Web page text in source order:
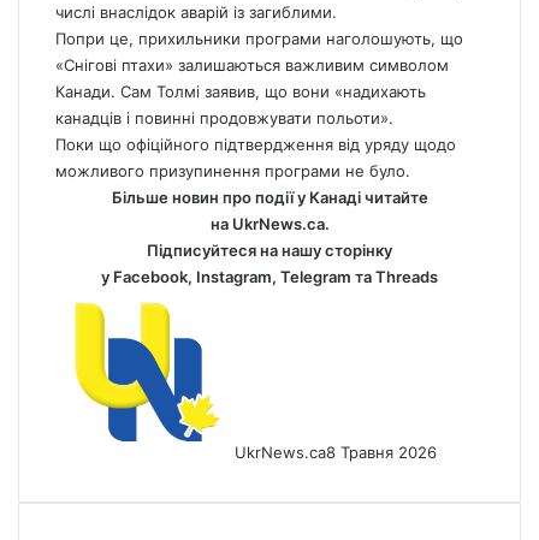
числі внаслідок аварій із загиблими.
Попри це, прихильники програми наголошують, що
«Снігові птахи» залишаються важливим символом
Канади. Сам Толмі заявив, що вони «надихають
канадців і повинні продовжувати польоти».
Поки що офіційного підтвердження від уряду щодо
можливого призупинення програми не було.
Більше новин про події у Канаді читайте
на UkrNews.ca.
Підписуйтеся на нашу сторінку
у Facebook, Instagram, Telegram таThreads
UkrNews.ca8 Травня 2026